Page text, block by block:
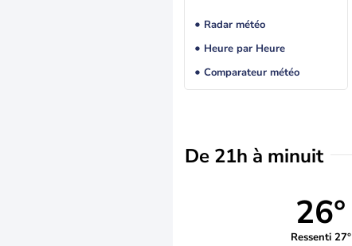
Radar météo
Heure par Heure
Comparateur météo
De 21h à minuit
26°
Ressenti 27°